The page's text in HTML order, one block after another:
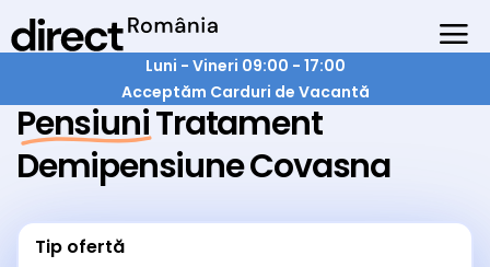
Luni - Vineri 09:00 - 17:00
Acceptăm Carduri de Vacantă
Pensiuni Tratament
Demipensiune Covasna
Tip ofertă